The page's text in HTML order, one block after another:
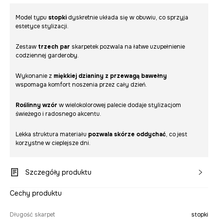
Model typu stopki dyskretnie układa się w obuwiu, co sprzyja
estetyce stylizacji.
Zestaw trzech par skarpetek pozwala na łatwe uzupełnienie
codziennej garderoby.
Wykonanie z miękkiej dzianiny z przewagą bawełny
wspomaga komfort noszenia przez cały dzień.
Roślinny wzór w wielokolorowej palecie dodaje stylizacjom
świeżego i radosnego akcentu.
Lekka struktura materiału pozwala skórze oddychać, co jest
korzystne w cieplejsze dni.
Szczegóły produktu
Cechy produktu
Długość skarpet stopki